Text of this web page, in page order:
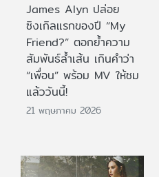
James Alyn ปล่อย
ซิงเกิลแรกของปี “My
Friend?” ตอกย้ำความ
สัมพันธ์ล้ำเส้น เกินคำว่า
“เพื่อน” พร้อม MV ให้ชม
แล้ววันนี้!
21 พฤษภาคม 2026